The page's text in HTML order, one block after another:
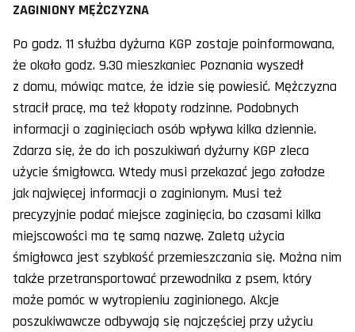
ZAGINIONY MĘŻCZYZNA
Po godz. 11 służba dyżurna KGP zostaje poinformowana,
że około godz. 9.30 mieszkaniec Poznania wyszedł
z domu, mówiąc matce, że idzie się powiesić. Mężczyzna
stracił pracę, ma też kłopoty rodzinne. Podobnych
informacji o zaginięciach osób wpływa kilka dziennie.
Zdarza się, że do ich poszukiwań dyżurny KGP zleca
użycie śmigłowca. Wtedy musi przekazać jego załodze
jak najwięcej informacji o zaginionym. Musi też
precyzyjnie podać miejsce zaginięcia, bo czasami kilka
miejscowości ma tę samą nazwę. Zaletą użycia
śmigłowca jest szybkość przemieszczania się. Można nim
także przetransportować przewodnika z psem, który
może pomóc w wytropieniu zaginionego. Akcje
poszukiwawcze odbywają się najczęściej przy użyciu